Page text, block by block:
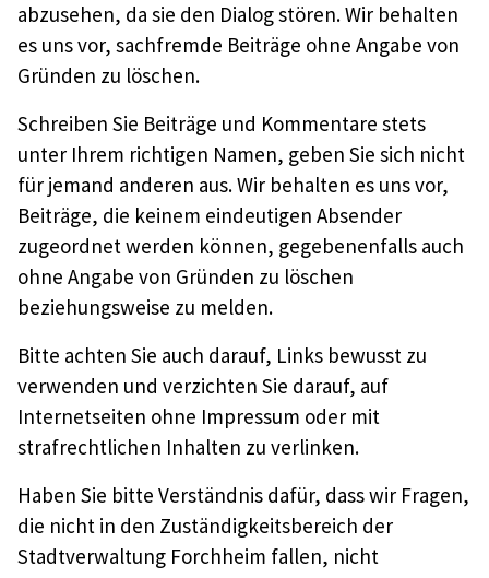
abzusehen, da sie den Dialog stören. Wir behalten
es uns vor, sachfremde Beiträge ohne Angabe von
Gründen zu löschen.
Schreiben Sie Beiträge und Kommentare stets
unter Ihrem richtigen Namen, geben Sie sich nicht
für jemand anderen aus. Wir behalten es uns vor,
Beiträge, die keinem eindeutigen Absender
zugeordnet werden können, gegebenenfalls auch
ohne Angabe von Gründen zu löschen
beziehungsweise zu melden.
Bitte achten Sie auch darauf, Links bewusst zu
verwenden und verzichten Sie darauf, auf
Internetseiten ohne Impressum oder mit
strafrechtlichen Inhalten zu verlinken.
Haben Sie bitte Verständnis dafür, dass wir Fragen,
die nicht in den Zuständigkeitsbereich der
Stadtverwaltung Forchheim fallen, nicht